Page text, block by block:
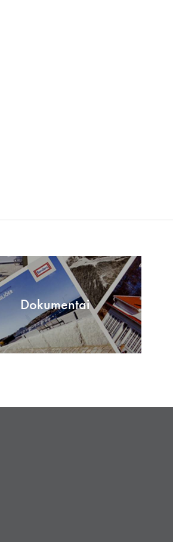
Dokumentai